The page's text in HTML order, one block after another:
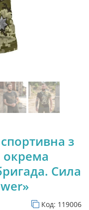
з
окрема
Сила
Код: 119006